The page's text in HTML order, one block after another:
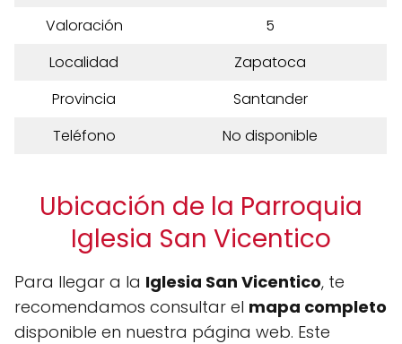
Valoración
5
Localidad
Zapatoca
Provincia
Santander
Teléfono
No disponible
Ubicación de la Parroquia
Iglesia San Vicentico
Para llegar a la Iglesia San Vicentico, te
recomendamos consultar el mapa completo
disponible en nuestra página web. Este